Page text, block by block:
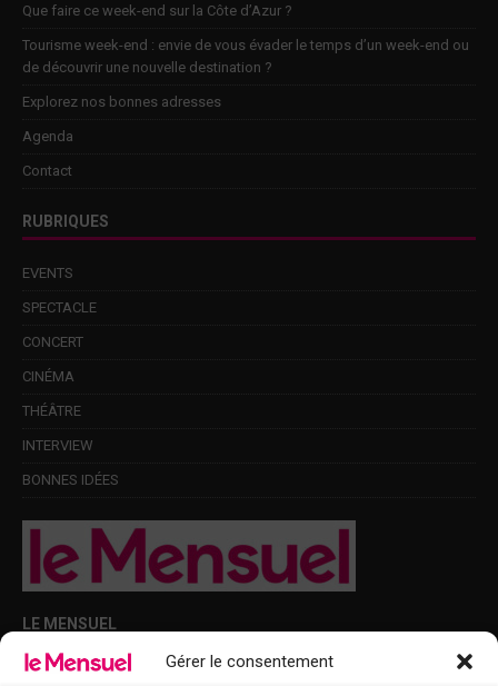
Gérer le consentement
Que faire ce week-end sur la Côte d’Azur ?
Tourisme week-end : envie de vous évader le temps d’un week-end ou
de découvrir une nouvelle destination ?
Explorez nos bonnes adresses
Agenda
Contact
RUBRIQUES
EVENTS
SPECTACLE
CONCERT
CINÉMA
THÉÂTRE
INTERVIEW
BONNES IDÉES
LE MENSUEL
Points de diffusion Var et Alpes-Maritimes : oû trouver Le Mensuel ?